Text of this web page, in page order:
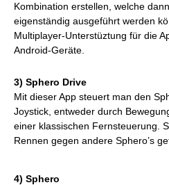
Kombination erstellen, welche
eigenständig ausgeführt werden
Multiplayer-Unterstüztung für die
Android-Geräte.
3) Sphero Drive
Mit dieser App steuert man den
Joystick, entweder durch
einer klassischen Fernsteuerung.
Rennen gegen andere Sphero’s
4) Sphero